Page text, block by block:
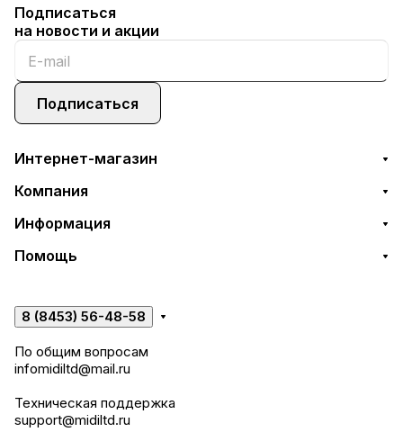
Подписаться
на новости и акции
Подписаться
Интернет-магазин
Компания
Информация
Помощь
8 (8453) 56-48-58
По общим вопросам
infomidiltd@mail.ru
Техническая поддержка
support@midiltd.ru